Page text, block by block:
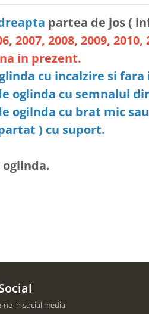
partea de jos (
2008, 2009, 2010,
in prezent.
cu incalzire si fara
oglinda cu semnalul
ogilnda cu brat mic
) cu suport.
ne in social media